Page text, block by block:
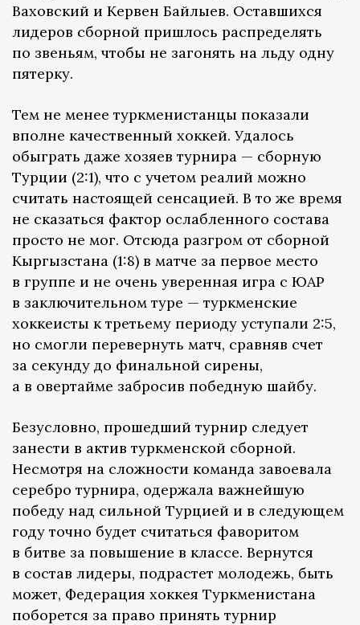
Ваховский и Кервен Байлыев. Оставшихся
лидеров сборной пришлось распределять
по звеньям, чтобы не загонять на льду одну
пятерку.
Тем не менее туркменистанцы показали
вполне качественный хоккей. Удалось
обыграть даже хозяев турнира — сборную
Турции (2:1), что с учетом реалий можно
считать настоящей сенсацией. В то же время
не сказаться фактор ослабленного состава
просто не мог. Отсюда разгром от сборной
Кыргызстана (1:8) в матче за первое место
в группе и не очень уверенная игра с ЮАР
в заключительном туре — туркменские
хоккеисты к третьему периоду уступали 2:5,
но смогли перевернуть матч, сравняв счет
за секунду до финальной сирены,
а в овертайме забросив победную шайбу.
Безусловно, прошедший турнир следует
занести в актив туркменской сборной.
Несмотря на сложности команда завоевала
серебро турнира, одержала важнейшую
победу над сильной Турцией и в следующем
году точно будет считаться фаворитом
в битве за повышение в классе. Вернутся
в состав лидеры, подрастет молодежь, быть
может, Федерация хоккея Туркменистана
поборется за право принять турнир